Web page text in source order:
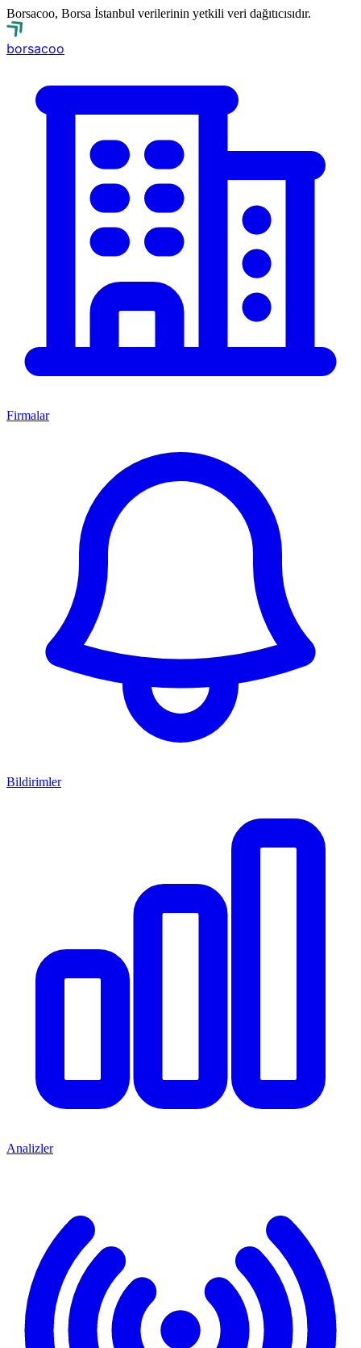
Borsacoo, Borsa İstanbul verilerinin yetkili veri dağıtıcısıdır.
borsacoo
Firmalar
Bildirimler
Analizler